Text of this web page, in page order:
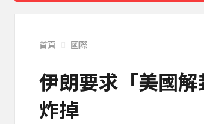
《理財達人秀》X 安聯投信
97萬網紅「肥大叔」驟逝！2
下載東森App，隨時掌握天下
今立秋拚轉運！命理師點名「
首頁 國際
伊朗要求「美國
炸掉